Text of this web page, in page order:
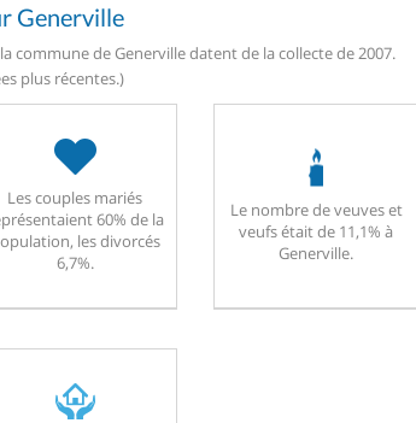
Generville
commune de Generville datent de la collecte de 2007.
plus récentes.)
Les couples mariés
60% de la
les divorcés
6,7%.
Le nombre de veuves et
veufs était de 11,1% à
Generville.